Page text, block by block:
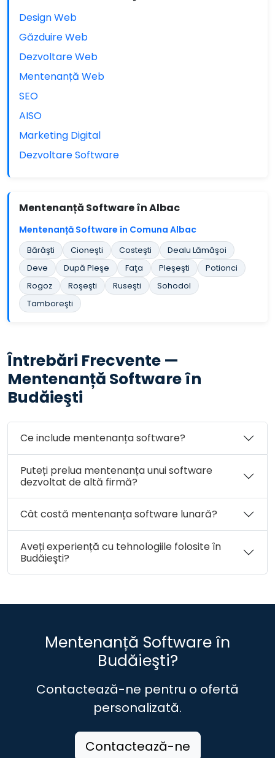
Design Web
Găzduire Web
Dezvoltare Web
Mentenanță Web
SEO
AISO
Marketing Digital
Dezvoltare Software
Mentenanță Software în Albac
Mentenanță Software în Comuna Albac
Bărăşti Cioneşti Costeşti
Dealu Lămăşoi
Deve
După Pleşe Faţa Pleşeşti
Potionci
Rogoz
Roşeşti Ruseşti
Sohodol
Tamboreşti
Întrebări Frecvente —
Mentenanță Software în
Budăieşti
Ce include mentenanța software?
Puteți prelua mentenanța unui software
dezvoltat de altă firmă?
Cât costă mentenanța software lunară?
Aveți experiență cu tehnologiile folosite în
Budăieşti?
Mentenanță Software în
Budăieşti?
Contactează-ne pentru o ofertă
personalizată.
Contactează-ne